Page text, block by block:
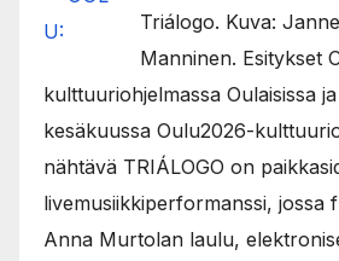
Triálogo. Kuva:
Manninen. Esitykset
kulttuuriohjelmassa Oulaisissa
kesäkuussa Oulu2026-
nähtävä TRIÁLOGO on
livemusiikkiperformanssi, jossa
Anna Murtolan laulu,